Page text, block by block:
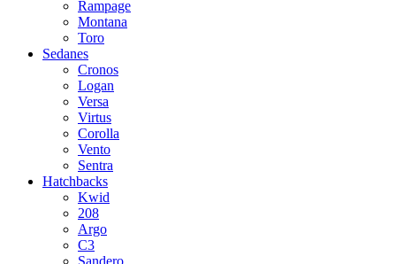
Rampage
Montana
Toro
Sedanes
Cronos
Logan
Versa
Virtus
Corolla
Vento
Sentra
Hatchbacks
Kwid
208
Argo
C3
Sandero